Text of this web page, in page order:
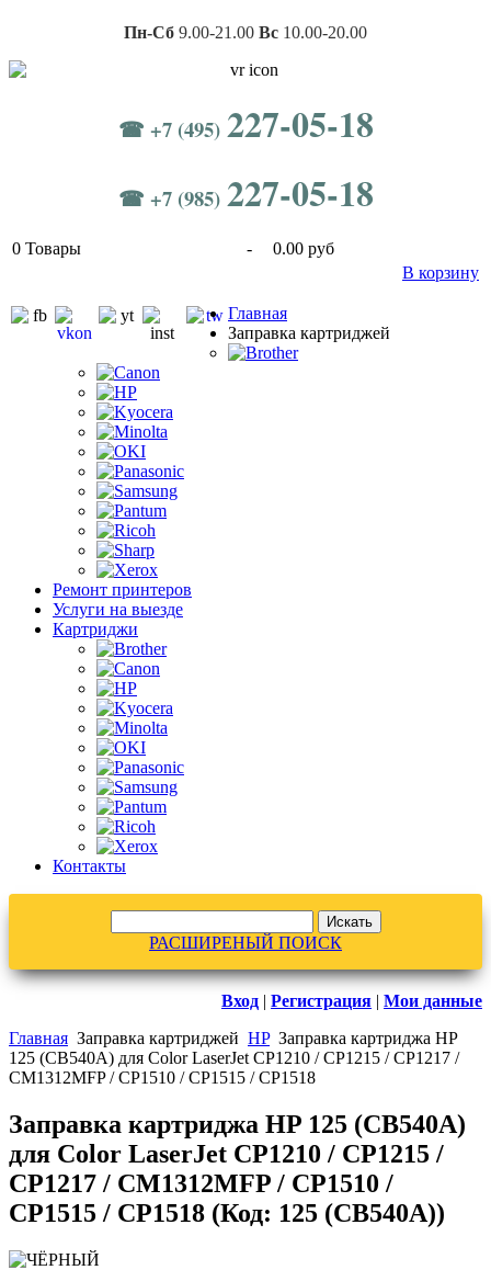
Пн-Сб 9.00-21.00 Вс 10.00-20.00
☎ +7 (495) 227-05-18
☎ +7 (985) 227-05-18
0 Товары -
0.00 руб
В корзину
Главная
Заправка картриджей
Ремонт принтеров
Услуги на выезде
Картриджи
Контакты
РАСШИРЕНЫЙ ПОИСК
Вход | Регистрация | Мои данные
Главная Заправка картриджей HP Заправка картриджа HP
125 (CB540A) для Color LaserJet CP1210 / CP1215 / CP1217 /
CM1312MFP / CP1510 / CP1515 / CP1518
Заправка картриджа HP 125 (CB540A)
для Color LaserJet CP1210 / CP1215 /
CP1217 / CM1312MFP / CP1510 /
CP1515 / CP1518 (Код: 125 (CB540A))